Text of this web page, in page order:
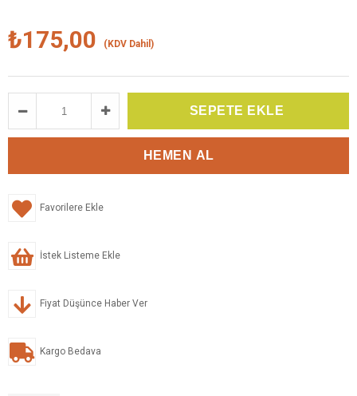
₺175,00 (KDV Dahil)
Favorilere Ekle
İstek Listeme Ekle
Fiyat Düşünce Haber Ver
Kargo Bedava